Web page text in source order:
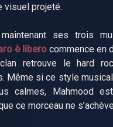
visuel projeté.
ses trois
è liberocommence en
retrouve le hard
Même si ce style
calmes, Mahmood
ce morceau ne